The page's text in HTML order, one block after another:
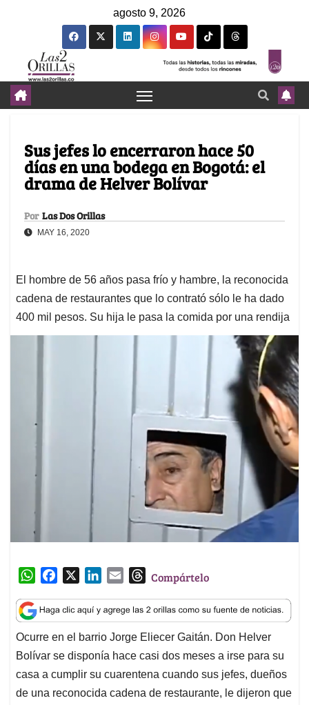
agosto 9, 2026
Sus jefes lo encerraron hace 50
días en una bodega en Bogotá: el
drama de Helver Bolívar
Por Las Dos Orillas
MAY 16, 2020
El hombre de 56 años pasa frío y hambre, la reconocida
cadena de restaurantes que lo contrató sólo le ha dado
400 mil pesos. Su hija le pasa la comida por una rendija
W
a
t
s
A
p
p
c
e
b
o
o
k
n
k
e
d
I
n
a
i
l
T
r
e
a
d
s
Compártelo
Ocurre en el barrio Jorge Eliecer Gaitán. Don Helver
Bolívar se disponía hace casi dos meses a irse para su
casa a cumplir su cuarentena cuando sus jefes, dueños
de una reconocida cadena de restaurante, le dijeron que